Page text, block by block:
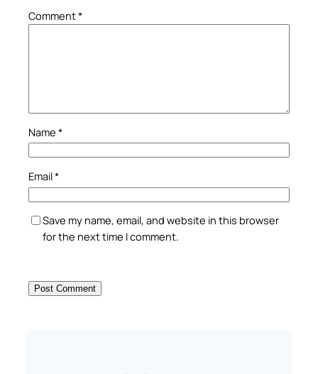
Comment*
Name *
Email*
Save my name, email, and website in this browser
for the next time I comment.